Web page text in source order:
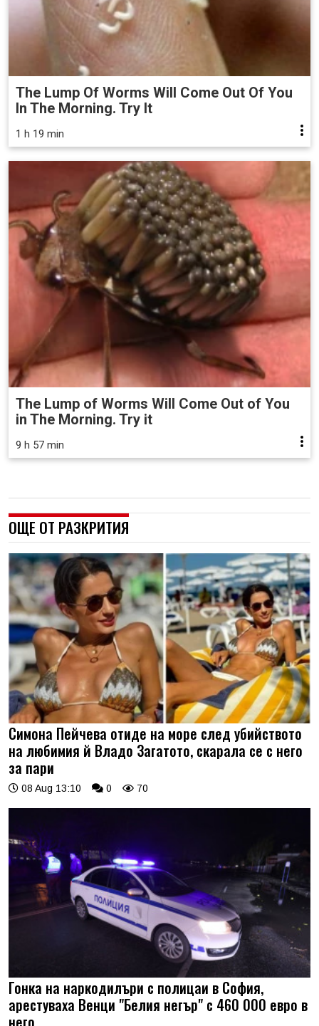
The Lump Of Worms Will Come Out Of You
In The Morning. Try It
1 h 19 min
The Lump of Worms Will Come Out of You
in The Morning. Try it
9 h 57 min
ОЩЕ ОТ РАЗКРИТИЯ
Симона Пейчева отиде на море след убийството
на любимия й Владо Загатото, скарала се с него
за пари
08 Aug 13:10 0 70
Гонка на наркодилъри с полицаи в София,
арестуваха Венци "Белия негър" с 460 000 евро в